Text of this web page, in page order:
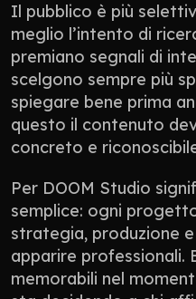
Il pubblico è più
meglio l’intento di
premiano segnali di
scelgono sempre più
spiegare bene prima
questo il contenuto
concreto e
Per DOOM Studio
semplice: ogni
strategia, produzione
apparire professionali.
memorabili nel